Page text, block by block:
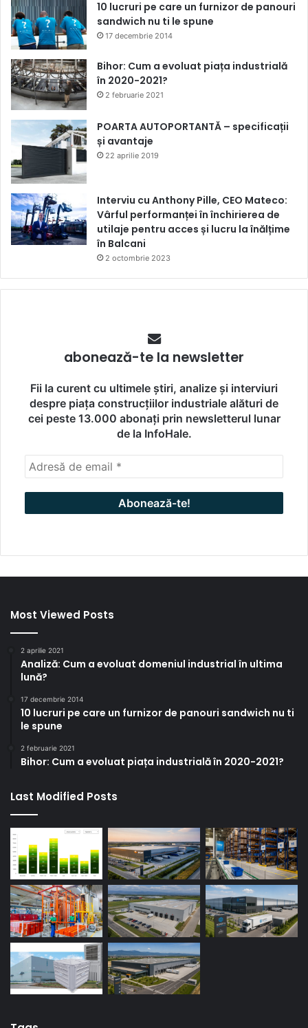
10 lucruri pe care un furnizor de panouri
sandwich nu ti le spune
17 decembrie 2014
Bihor: Cum a evoluat piața industrială
în 2020-2021?
2 februarie 2021
POARTA AUTOPORTANTĂ – specificații
și avantaje
22 aprilie 2019
Interviu cu Anthony Pille, CEO Mateco:
Vârful performanței în închirierea de
utilaje pentru acces și lucru la înălțime
în Balcani
2 octombrie 2023
abonează-te la newsletter
Fii la curent cu ultimele știri, analize și interviuri
despre piața construcțiilor industriale alături de
cei peste 13.000 abonați prin newsletterul lunar
de la InfoHale.
Most Viewed Posts
2 aprilie 2021
Analiză: Cum a evoluat domeniul industrial în ultima
lună?
17 decembrie 2014
10 lucruri pe care un furnizor de panouri sandwich nu ti
le spune
2 februarie 2021
Bihor: Cum a evoluat piața industrială în 2020-2021?
Last Modified Posts